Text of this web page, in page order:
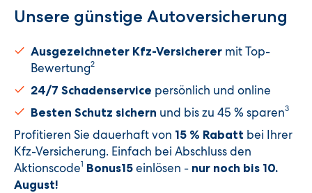
Unsere günstige Autoversicherung​
Ausgezeichneter Kfz-Versicherer mit Top-
Bewertung2
24/7 Schadenservice persönlich und online
Besten Schutz sichern und bis zu 45 % sparen3
Profitieren Sie dauerhaft von 15 % Rabatt bei Ihrer
Kfz-Versicherung. Einfach bei Abschluss den
Aktionscode1 Bonus15 einlösen - nur noch bis 10.
August!